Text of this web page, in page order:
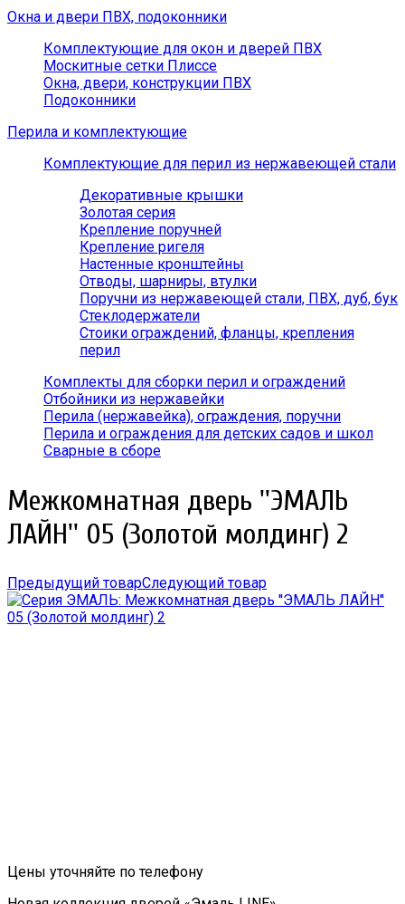
Окна и двери ПВХ, подоконники
Комплектующие для окон и дверей ПВХ
Москитные сетки Плиссе
Окна, двери, конструкции ПВХ
Подоконники
Перила и комплектующие
Комплектующие для перил из нержавеющей стали
Декоративные крышки
Золотая серия
Крепление поручней
Крепление ригеля
Настенные кронштейны
Отводы, шарниры, втулки
Поручни из нержавеющей стали, ПВХ, дуб, бук
Стеклодержатели
Стоики ограждений, фланцы, крепления
перил
Комплекты для сборки перил и ограждений
Отбойники из нержавейки
Перила (нержавейка), ограждения, поручни
Перила и ограждения для детских садов и школ
Сварные в сборе
Межкомнатная дверь ''ЭМАЛЬ
ЛАЙН'' 05 (Золотой молдинг) 2
Предыдущий товарСледующий товар
Цены уточняйте по телефону